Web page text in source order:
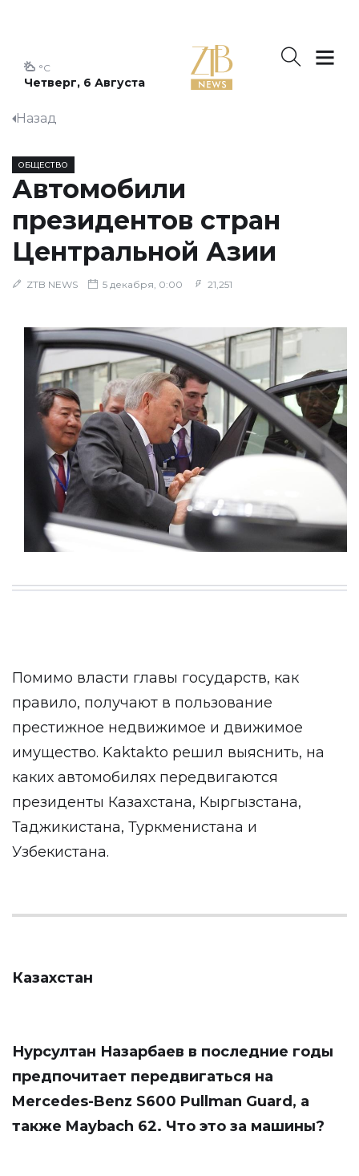
Четверг, 6 Августа
°C
Назад
ОБЩЕСТВО
Автомобили
президентов стран
Центральной Азии
ZTB NEWS 5 декабря, 0:00 21,251
Помимо власти главы государств, как
правило, получают в пользование
престижное недвижимое и движимое
имущество. Kaktakto решил выяснить, на
каких автомобилях передвигаются
президенты Казахстана, Кыргызстана,
Таджикистана, Туркменистана и
Узбекистана.
Казахстан
Нурсултан Назарбаев в последние годы
предпочитает передвигаться на
Mercedes-Benz S600 Pullman Guard, а
также Maybach 62. Что это за машины?